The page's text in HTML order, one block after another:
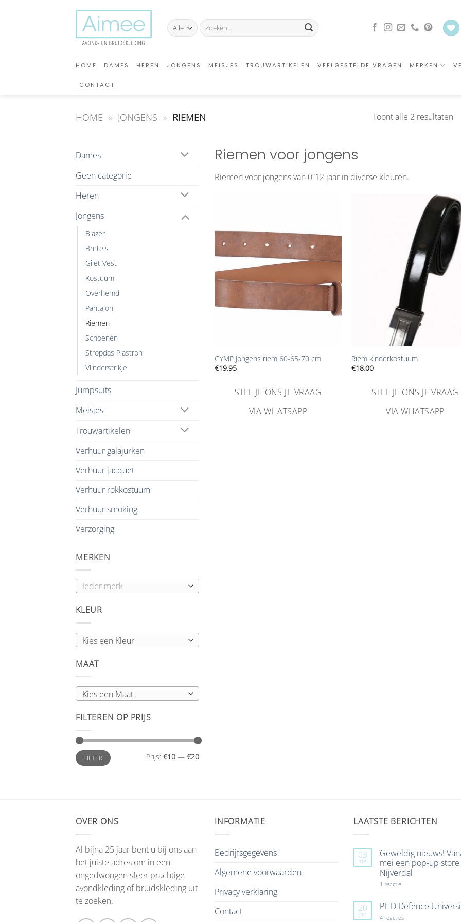
Zoeken
naar:
HOME DAMES HEREN JONGENS MEISJES TROUWARTIKELEN VEELGESTELDE VRAGEN MERKEN
CONTACT
HOME » JONGENS » RIEMEN Toont alle 2 resultaten
Dames
Geen categorie
Heren
Jongens
Blazer
Bretels
Gilet Vest
Kostuum
Overhemd
Pantalon
Riemen
Schoenen
Stropdas Plastron
Vlinderstrikje
Jumpsuits
Meisjes
Trouwartikelen
Verhuur galajurken
Verhuur jacquet
Verhuur rokkostuum
Verhuur smoking
Verzorging
MERKEN
KLEUR
Kies een Kleur
MAAT
Kies een Maat
FILTEREN OP PRIJS
Min.
prijs
Max.
prijsFILTER Prijs: €10 — €20
Riemen voor jongens
Riemen voor jongens van 0-12 jaar in diverse kleuren.
toevoegen
GYMP Jongens riem 60-65-70 cm
€19.95
STEL JE ONS JE VRAAG
VIA WHATSAPP
Aan
Riem kinderkostuum
€18.00
STEL JE ONS JE VRAAG
VIA WHATSAPP
OVER ONS
Al bijna 25 jaar bent u bij ons aan
het juiste adres om in een
ongedwongen sfeer prachtige
avondkleding of bruidskleding uit
te zoeken.
INFORMATIE
Bedrijfsgegevens
Algemene voorwaarden
Privacy verklaring
Contact
LAATSTE BERICHTEN
03
mei
Geweldig nieuws!
mei een pop-up
Nijverdal
1 reactieop
Vanaf
7
mei
20
jan
PHD Defence
4 reactiesop